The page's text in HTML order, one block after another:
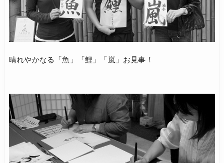
晴れやかなる「魚」「鯉」「嵐」お見事！